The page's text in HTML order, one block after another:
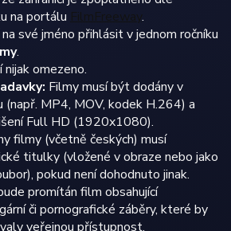
na portálu FilmFreeway.
své jméno přihlásit v jednom ročníku
.
omezeno.
Filmy musí být dodány v
(např. MP4, MOV, kodek H.264) a
Full HD (1920x1080).
filmy (včetně českých) musí
titulky (vložené v obraze nebo jako
pokud není dohodnuto jinak.
promítán film obsahující
či pornografické záběry, které by
veřejnou přístupnost.